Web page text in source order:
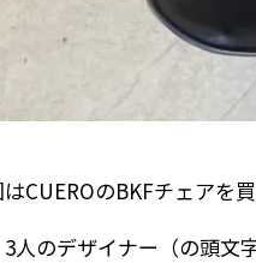
CUEROのBKFチェアを
3人のデザイナー（の頭文